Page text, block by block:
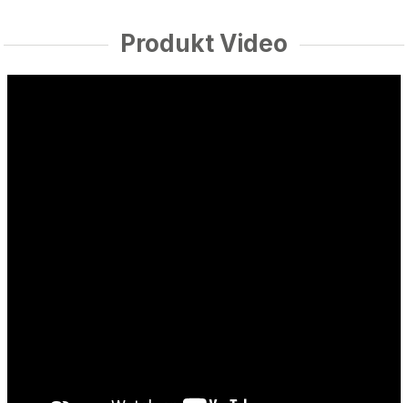
Produkt Video